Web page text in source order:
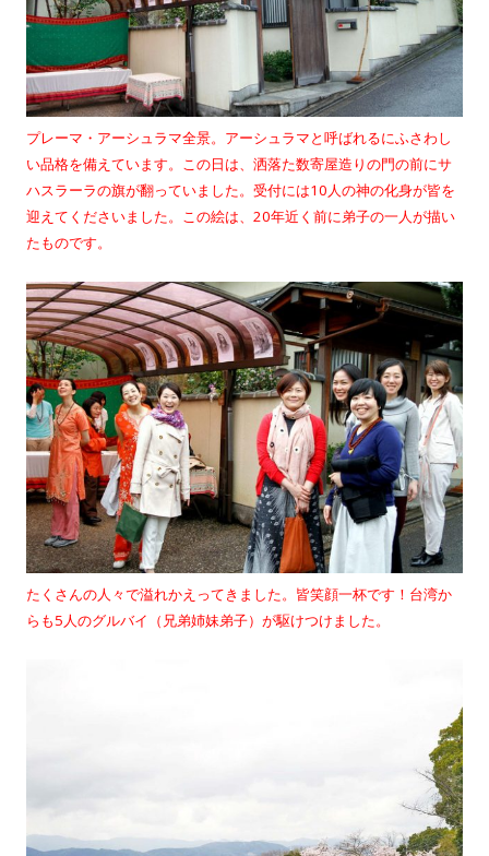
プレーマ・アーシュラマ全景。アーシュラマと呼ばれるにふさわし
い品格を備えています。この日は、洒落た数寄屋造りの門の前にサ
ハスラーラの旗が翻っていました。受付には10人の神の化身が皆を
迎えてくださいました。この絵は、20年近く前に弟子の一人が描い
たものです。
たくさんの人々で溢れかえってきました。皆笑顔一杯です！台湾か
らも5人のグルバイ（兄弟姉妹弟子）が駆けつけました。